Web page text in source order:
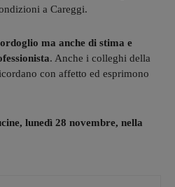
a Careggi.
ma anche di stima e
. Anche i colleghi della
con affetto ed esprimono
lunedì 28 novembre, nella